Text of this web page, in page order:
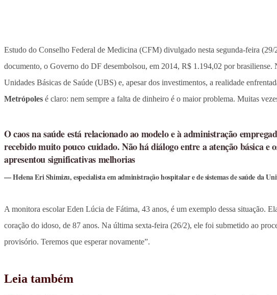
Estudo do Conselho Federal de Medicina (CFM) divulgado nesta segunda-feira
documento, o Governo do DF desembolsou, em 2014, R$ 1.194,02 por
Unidades Básicas de Saúde (UBS) e, apesar dos investimentos, a realidade
Metrópoles é claro: nem sempre a falta de dinheiro é o maior problema. Muitas
O caos na saúde está relacionado ao modelo e à administração
recebido muito pouco cuidado. Não há diálogo entre a atenção básica e
apresentou significativas melhorias
Helena Eri Shimizu, especialista em administração hospitalar e de sistemas de saúde da
A monitora escolar Eden Lúcia de Fátima, 43 anos, é um exemplo dessa situação.
coração do idoso, de 87 anos. Na última sexta-feira (26/2), ele foi submetido ao
provisório. Teremos que esperar novamente”.
Leia também